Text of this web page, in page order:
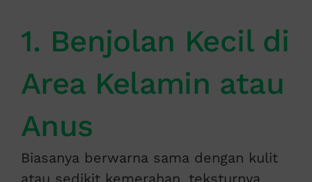
1. Benjolan Kecil di
Area Kelamin atau
Anus
Biasanya berwarna sama dengan kulit
atau sedikit kemerahan, teksturnya